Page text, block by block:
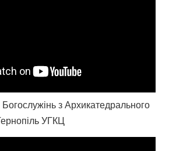
з Архикатедрального
УГКЦ